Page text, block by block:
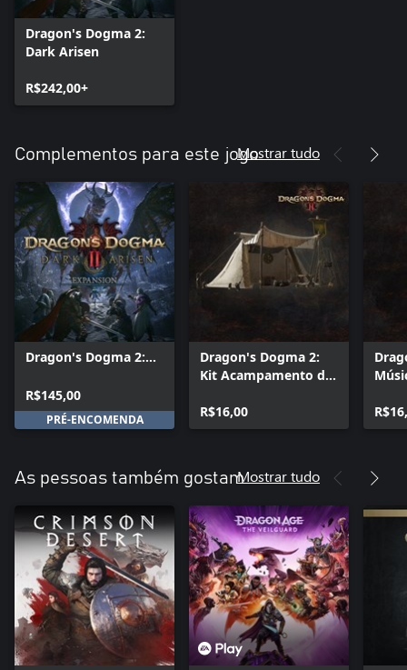
Dragon's Dogma 2:
Dark Arisen
R$242,00+
Complementos para este jogoMostrar tudo
Dragon's Dogma 2:
Expansion
R$145,00
PRÉ-ENCOMENDA
Dragon's Dogma 2:
Kit Acampamento do
de acampamento
R$16,00
As pessoas também gostamMostrar tudo